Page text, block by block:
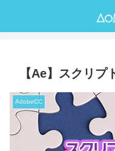
【Ae】スクリプ
AdobeCC